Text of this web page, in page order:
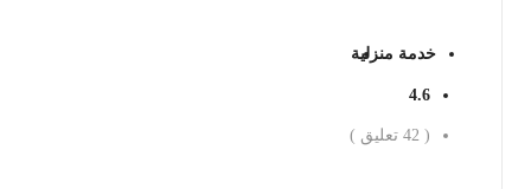
خدمة منزلية
4.6
42 تعليق )